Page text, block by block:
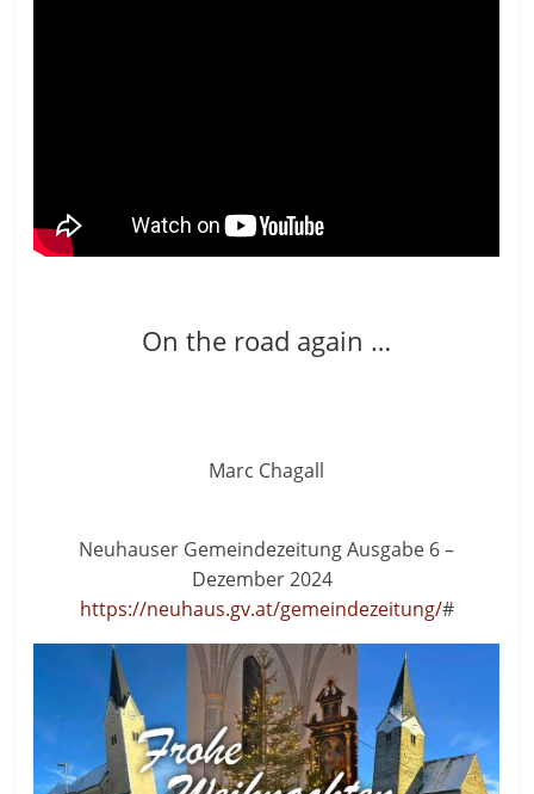
On the road again …
Marc Chagall
Neuhauser Gemeindezeitung Ausgabe 6 –
Dezember 2024
https://neuhaus.gv.at/gemeindezeitung/#